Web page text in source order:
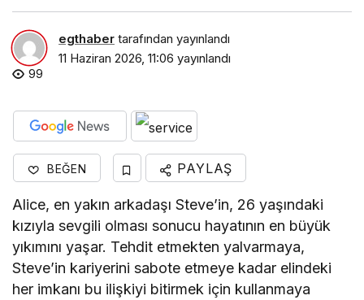
egthaber tarafından yayınlandı
11 Haziran 2026, 11:06 yayınlandı
99
BEĞEN PAYLAŞ
Alice, en yakın arkadaşı Steve’in, 26 yaşındaki
kızıyla sevgili olması sonucu hayatının en büyük
yıkımını yaşar. Tehdit etmekten yalvarmaya,
Steve’in kariyerini sabote etmeye kadar elindeki
her imkanı bu ilişkiyi bitirmek için kullanmaya